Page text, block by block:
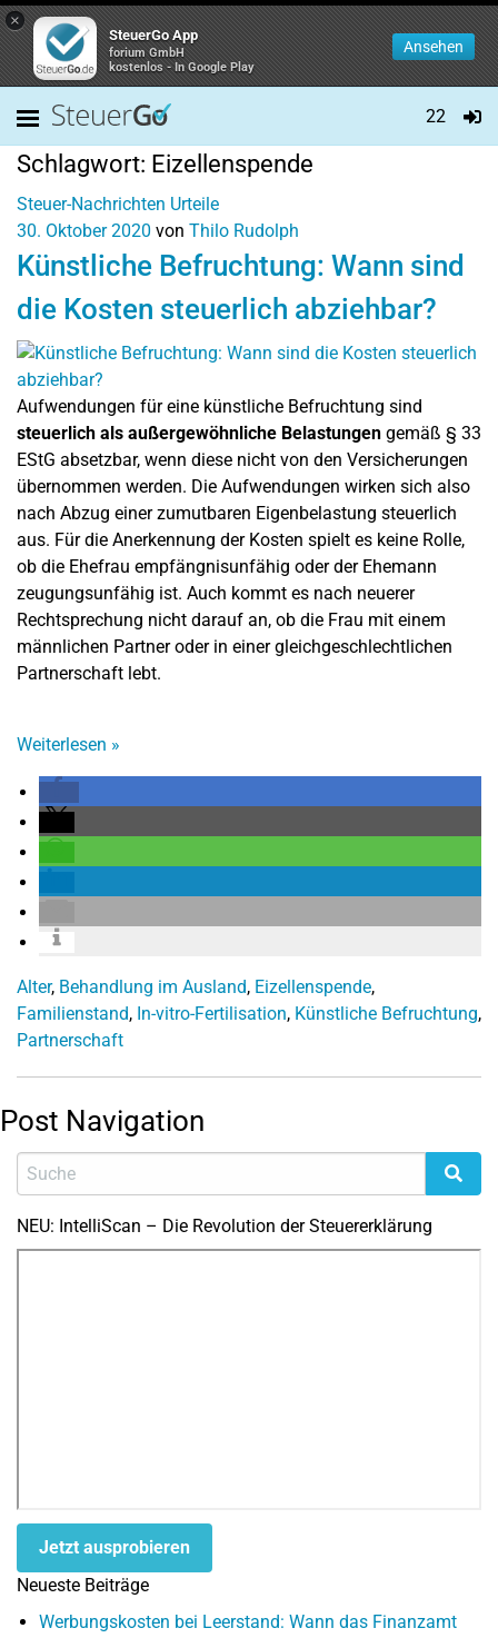
×
SteuerGo App
forium GmbH
kostenlos - In Google Play
Ansehen
22
Schlagwort: Eizellenspende
Steuer-Nachrichten Urteile
30. Oktober 2020 von Thilo Rudolph
Künstliche Befruchtung: Wann sind
die Kosten steuerlich abziehbar?
Aufwendungen für eine künstliche Befruchtung sind
steuerlich als außergewöhnliche Belastungen gemäß § 33
EStG absetzbar, wenn diese nicht von den Versicherungen
übernommen werden. Die Aufwendungen wirken sich also
nach Abzug einer zumutbaren Eigenbelastung steuerlich
aus. Für die Anerkennung der Kosten spielt es keine Rolle,
ob die Ehefrau empfängnisunfähig oder der Ehemann
zeugungsunfähig ist. Auch kommt es nach neuerer
Rechtsprechung nicht darauf an, ob die Frau mit einem
männlichen Partner oder in einer gleichgeschlechtlichen
Partnerschaft lebt.
Weiterlesen »
Alter, Behandlung im Ausland, Eizellenspende,
Familienstand, In-vitro-Fertilisation, Künstliche Befruchtung,
Partnerschaft
Post Navigation
NEU: IntelliScan – Die Revolution der Steuererklärung
Jetzt ausprobieren
Neueste Beiträge
Werbungskosten bei Leerstand: Wann das Finanzamt